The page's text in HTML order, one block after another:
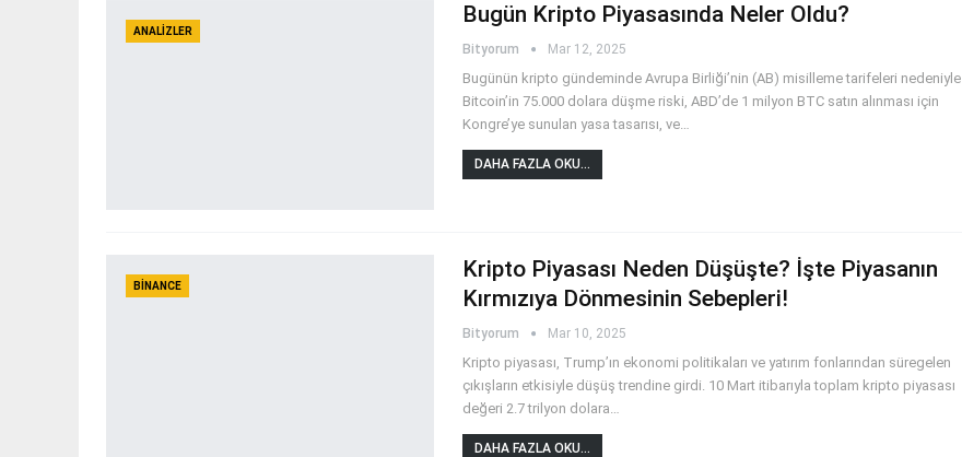
ANALIZLER
Bugün Kripto Piyasasında Neler Oldu?
Bityorum Mar 12, 2025
Bugünün kripto gündeminde Avrupa Birliği’nin (AB) misilleme tarifeleri nedeniyle
Bitcoin’in 75.000 dolara düşme riski, ABD’de 1 milyon BTC satın alınması için
Kongre’ye sunulan yasa tasarısı, ve…
DAHA FAZLA OKU...
BINANCE
Kripto Piyasası Neden Düşüşte? İşte Piyasanın
Kırmızıya Dönmesinin Sebepleri!
Bityorum Mar 10, 2025
Kripto piyasası, Trump’ın ekonomi politikaları ve yatırım fonlarından süregelen
çıkışların etkisiyle düşüş trendine girdi. 10 Mart itibarıyla toplam kripto piyasası
değeri 2.7 trilyon dolara…
DAHA FAZLA OKU...